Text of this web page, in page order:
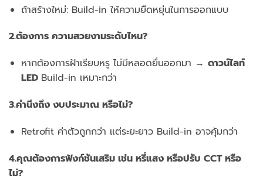
ถ้าสร้างใหม่: Build-in ให้ความยืดหยุ่นในการออกแบบ
2.ต้องการ ความสวยงามระดับไหน?
หากต้องการฝ้าเรียบหรู ไม่มีหลอดยื่นออกมา → ดาวน์ไลท์
LED Build-in เหมาะกว่า
3.คำนึงถึง งบประมาณ หรือไม่?
Retrofit ค่าตัวถูกกว่า แต่ระยะยาว Build-in อาจคุ้มกว่า
4.คุณต้องการฟังก์ชันเสริม เช่น หรี่แสง หรือปรับ CCT หรือ
ไม่?